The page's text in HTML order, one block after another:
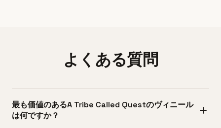
よくある質問
最も価値のあるA Tribe Called Questのヴィニール
は何ですか？